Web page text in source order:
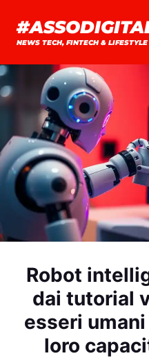
contenuto
NEWS TECH, FINTECH & LIFESTYLE
Robot
dai tutorial
esseri
loro